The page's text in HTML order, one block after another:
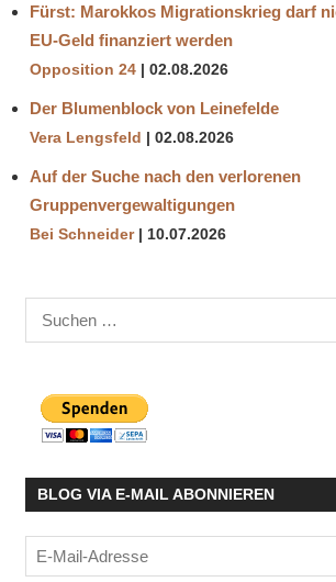
Fürst: Marokkos Migrationskrieg darf
EU-Geld finanziert werden
Opposition 24 02.08.2026
Der Blumenblock von Leinefelde
Vera Lengsfeld 02.08.2026
Auf der Suche nach den verlorenen
Gruppenvergewaltigungen
Bei Schneider 10.07.2026
Suchen
nach:
BLOG VIA E-MAIL ABONNIEREN
E-
Mail-